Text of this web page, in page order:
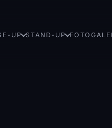
UP STAND-UP